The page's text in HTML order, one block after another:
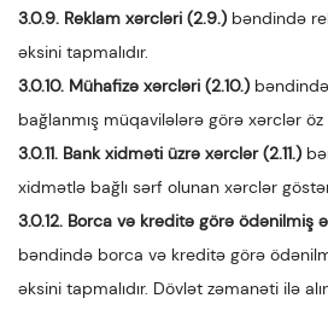
3.0.9. Reklam xərcləri (2.9.) bəndində
əksini tapmalıdır.
3.0.10. Mühafizə xərcləri (2.10.)
bağlanmış müqavilələrə görə xərclər öz
3.0.11. Bank xidməti üzrə xərclər (2.11.)
xidmətlə bağlı sərf olunan xərclər
3.0.12. Borca və kreditə görə ödənilmiş
bəndində borca və kreditə görə
əksini tapmalıdır. Dövlət zəmanəti ilə